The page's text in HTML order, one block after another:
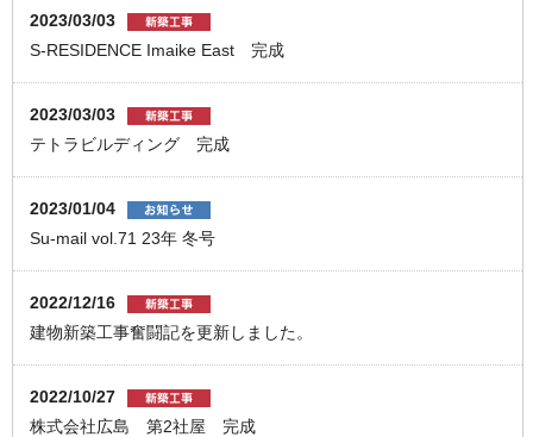
2023/03/03
S-RESIDENCE Imaike East 完成
2023/03/03
テトラビルディング 完成
2023/01/04
Su-mail vol.71 23年 冬号
2022/12/16
建物新築工事奮闘記を更新しました。
2022/10/27
株式会社広島 第2社屋 完成